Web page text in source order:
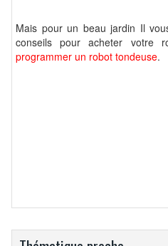
Mais pour un beau jardin Il
conseils pour acheter votre
programmer un robot tondeuse.